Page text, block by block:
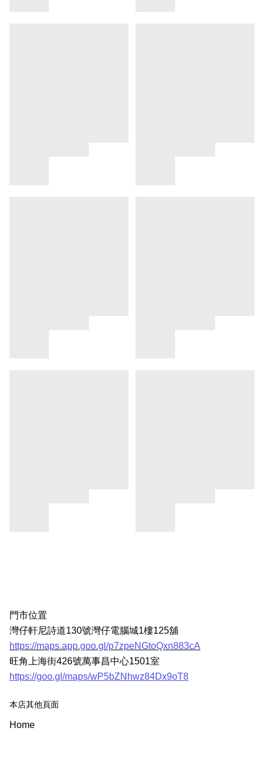
門市位置
灣仔軒尼詩道130號灣仔電腦城1樓125舖
https://maps.app.goo.gl/p7zpeNGtoQxn883cA
旺角上海街426號萬事昌中心1501室
https://goo.gl/maps/wP5bZNhwz84Dx9oT8
本店其他頁面
Home